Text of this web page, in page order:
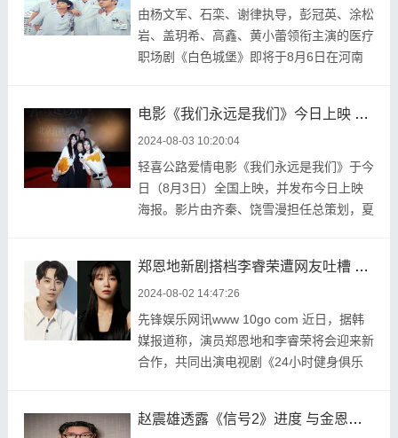
由杨文军、石栾、谢律执导，彭冠英、涂松
岩、盖玥希、高鑫、黄小蕾领衔主演的医疗
职场剧《白色城堡》即将于8月6日在河南
电影《我们永远是我们》今日上映 首映现场米咪陈昕葳“战损”闺蜜彼此守护
2024-08-03 10:20:04
轻喜公路爱情电影《我们永远是我们》于今
日（8月3日）全国上映，并发布今日上映
海报。影片由齐秦、饶雪漫担任总策划，夏
郑恩地新剧搭档李睿荣遭网友吐槽 称两人没有CP感
2024-08-02 14:47:26
先锋娱乐网讯www 10go com 近日，据韩
媒报道称，演员郑恩地和李睿荣将会迎来新
合作，共同出演电视剧《24小时健身俱乐
赵震雄透露《信号2》进度 与金恩熙编剧多次沟通